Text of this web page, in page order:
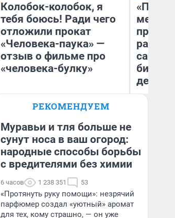
Колобок-колобок, я
тебя боюсь! Ради чего
отложили прокат
«Человека-паука» —
отзыв о фильме про
«человека-булку»
Надежда Губарь
самом
РЕКОМЕНДУЕМ
Муравьи и тля больше не
сунут носа в ваш огород:
народные способы борьбы
с вредителями без химии
6 часов 1 238 351 53
«Протянуть руку помощи»: незрячий
парфюмер создал «уютный» аромат
для тех, кому страшно, — он уже